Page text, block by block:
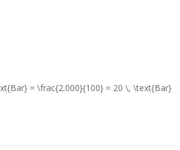
= \frac{2.000}{100} = 20 \, \text{Bar}